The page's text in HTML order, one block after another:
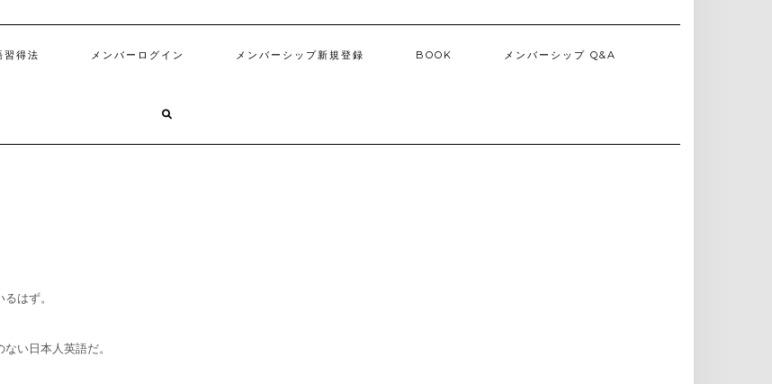
習得法 メンバーログイン メンバーシップ新規登録 BOOK メンバーシップ Q&A
はず。
い日本人英語だ。